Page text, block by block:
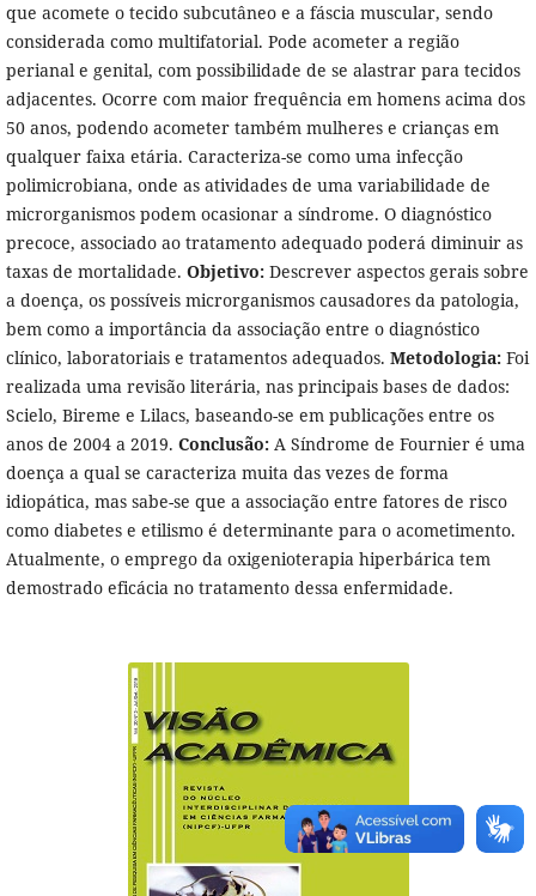
que acomete o tecido subcutâneo e a fáscia muscular, sendo
considerada como multifatorial. Pode acometer a região
perianal e genital, com possibilidade de se alastrar para tecidos
adjacentes. Ocorre com maior frequência em homens acima dos
50 anos, podendo acometer também mulheres e crianças em
qualquer faixa etária. Caracteriza-se como uma infecção
polimicrobiana, onde as atividades de uma variabilidade de
microrganismos podem ocasionar a síndrome. O diagnóstico
precoce, associado ao tratamento adequado poderá diminuir as
taxas de mortalidade. Objetivo:Descrever aspectos gerais sobre
a doença, os possíveis microrganismos causadores da patologia,
bem como a importância da associação entre o diagnóstico
clínico, laboratoriais e tratamentos adequados. Metodologia:Foi
realizada uma revisão literária, nas principais bases de dados:
Scielo, Bireme e Lilacs, baseando-se em publicações entre os
anos de 2004 a 2019. Conclusão: A Síndrome de Fournier é uma
doença a qual se caracteriza muita das vezes de forma
idiopática, mas sabe-se que a associação entre fatores de risco
como diabetes e etilismo é determinante para o acometimento.
Atualmente, o emprego da oxigenioterapia hiperbárica tem
demostrado eficácia no tratamento dessa enfermidade.